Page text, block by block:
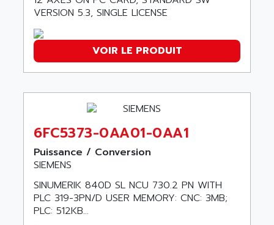
8200 VECTOR
GP2000 SERIE
C50
SMARTDRIVE VF1000
NUMECOR
MINICOR
DBS
CQM1H
ESG
TP27
MOVIDRIVE
MDS
AMRI-KSB
AMX
ANALOG
ANALOGIC
ANALOX
ANATEL
ANCA
ANCAR
VERSION 5.3, SINGLE LICENSE
VOIR LE PRODUIT
6FC5373-0AA01-0AA1
Puissance / Conversion
SIEMENS
SINUMERIK 840D SL NCU 730.2 PN WITH
PLC 319-3PN/D USER MEMORY: CNC: 3MB;
PLC: 512KB...